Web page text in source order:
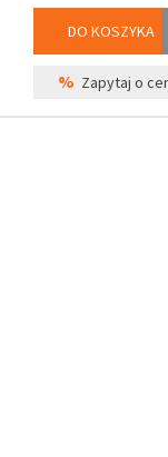
DO KOSZYKA
% Zapytaj o